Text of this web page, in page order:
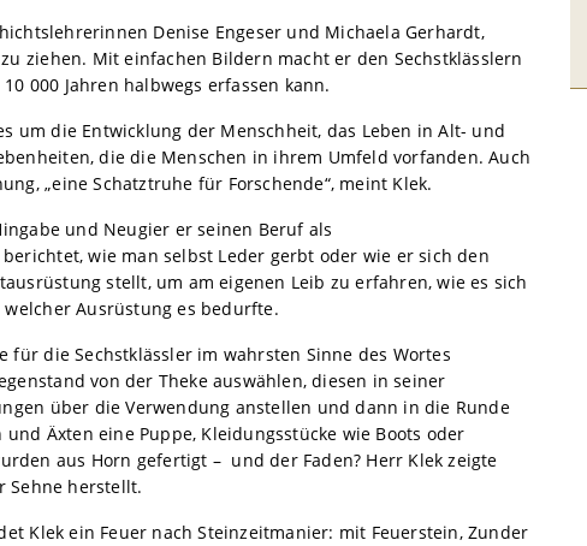
Denise Engeser und Michaela Gerhardt,
ziehen. Mit einfachen Bildern macht er den Sechstklässlern
000 Jahren halbwegs erfassen kann.
um die Entwicklung der Menschheit, das Leben in Alt- und
die die Menschen in ihrem Umfeld vorfanden. Auch
„eine Schatztruhe für Forschende“, meint Klek.
und Neugier er seinen Beruf als
wie man selbst Leder gerbt oder wie er sich den
stellt, um am eigenen Leib zu erfahren, wie es sich
Ausrüstung es bedurfte.
für die Sechstklässler im wahrsten Sinne des Wortes
von der Theke auswählen, diesen in seiner
über die Verwendung anstellen und dann in die Runde
Äxten eine Puppe, Kleidungsstücke wie Boots oder
aus Horn gefertigt – und der Faden? Herr Klek zeigte
Sehne herstellt.
Klek ein Feuer nach Steinzeitmanier: mit Feuerstein, Zunder